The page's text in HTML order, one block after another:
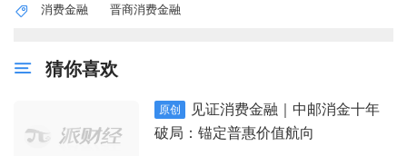
消费金融 晋商消费金融
猜你喜欢
原创
见证消费金融｜中邮消金十年
破局：锚定普惠价值航向